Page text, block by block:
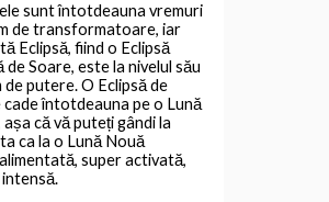
sunt întotdeauna vremuri
de transformatoare, iar
Eclipsă, fiind o Eclipsă
de Soare, este la nivelul său
de putere. O Eclipsă de
cade întotdeauna pe o Lună
așa că vă puteți gândi la
ca la o Lună Nouă
super activată,